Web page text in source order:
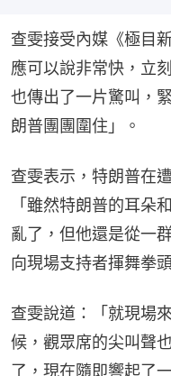
查雯接受內媒《極目
應可以說非常快，立
也傳出了一片驚叫，
朗普團團圍住」。
查雯表示，特朗普在
「雖然特朗普的耳朵
亂了，但他還是從一
向現場支持者揮舞拳頭
查雯說道：「就現場
候，觀眾席的尖叫聲
了，現在隨即響起了